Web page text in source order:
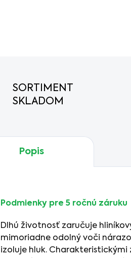
SORTIMENT
SKLADOM
Popis
Podmienky pre 5 ročnú záruku
Dlhú životnosť zaručuje
mimoriadne odolný voči
izoluje hluk.